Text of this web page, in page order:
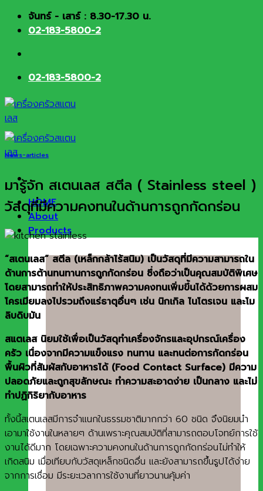
Skip จันทร์ - เสาร์ : 8.30-17.30 น.
02-183-5800-2
02-183-5800-2
HOME
About
Products
News-articles
มารู้จัก สเตนเลส สตีล ( Stainless steel )
วัสดุที่มีความคงทนในด้านการถูกกัดกร่อน
“สเตนเลส” สตีล (เหล็กกล้าไร้สนิม) เป็นวัสดุที่มีความสามารถใน
ด้านการต้านทนทานการถูกกัดกร่อน ซึ่งถือว่าเป็นคุณสมบัติพิเศษ
โดยสามารถทำให้ประสิทธิภาพความคงทนเพิ่มขึ้นได้ด้วยการผสม
โครเมียมลงไปรวมถึงแร่ธาตุอื่นๆ เช่น นิกเกิล ไนโตรเจน และโม
ลิบดิบมัน
สแตเลส นิยมใช้เพื่อเป็นวัสดุทำเครื่องจักรและอุปกรณ์เครื่อง
ครัว เนื่องจากมีความแข็งแรง ทนทาน และทนต่อการกัดกร่อน
พื้นผิวที่สัมผัสกับอาหารได้ (Food Contact Surface) มีความ
ปลอดภัยและถูกสุขลักษณะ ทำความสะอาดง่าย เป็นกลาง และไม่
ทำปฏิกิริยากับอาหาร
ทั้งนี้สเตนเลสมีการจำแนกในธรรมชาติมากกว่า 60 ชนิด จึงนิยมนำ
เอามาใช้งานในหลายๆ ด้านเพราะคุณสมบัติที่สามารถตอบโจทย์การใช้
งานได้ดีมาก โดยเฉพาะความคงทนในด้านการถูกกัดกร่อนไม่ทำให้
เกิดสนิม เมื่อเทียบกับวัสดุเหล็กชนิดอื่น และยังสามารถขึ้นรูปได้ง่าย
จากการเชื่อม มีระยะเวลาการใช้งานที่ยาวนานคุ้มค่า